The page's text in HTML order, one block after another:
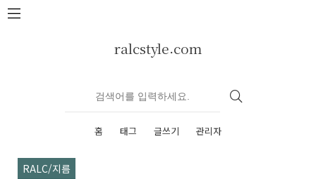
본문 바로가기
ralcstyle.com
홈 태그 글쓰기 관리자
RALC/지름